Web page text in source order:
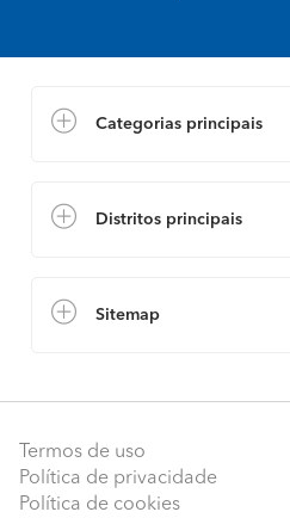
Categorias principais
Distritos principais
Sitemap
Termos de uso
Política de privacidade
Política de cookies